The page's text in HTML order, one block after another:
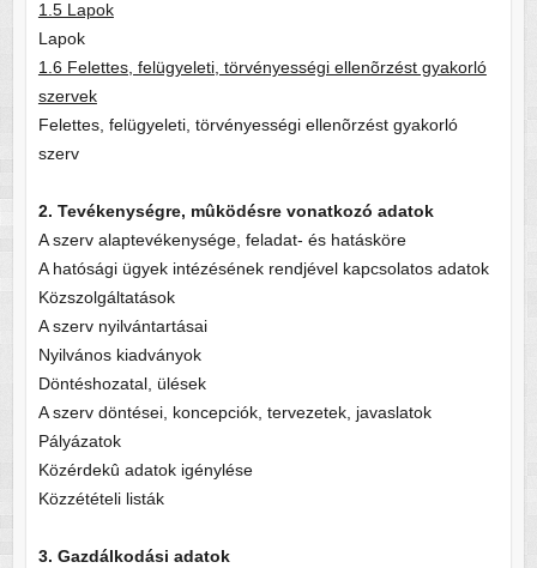
1.5 Lapok
Lapok
1.6 Felettes, felügyeleti, törvényességi ellenõrzést gyakorló
szervek
Felettes, felügyeleti, törvényességi ellenõrzést gyakorló
szerv
2. Tevékenységre, mûködésre vonatkozó adatok
A szerv alaptevékenysége, feladat- és hatásköre
A hatósági ügyek intézésének rendjével kapcsolatos adatok
Közszolgáltatások
A szerv nyilvántartásai
Nyilvános kiadványok
Döntéshozatal, ülések
A szerv döntései, koncepciók, tervezetek, javaslatok
Pályázatok
Közérdekû adatok igénylése
Közzétételi listák
3. Gazdálkodási adatok